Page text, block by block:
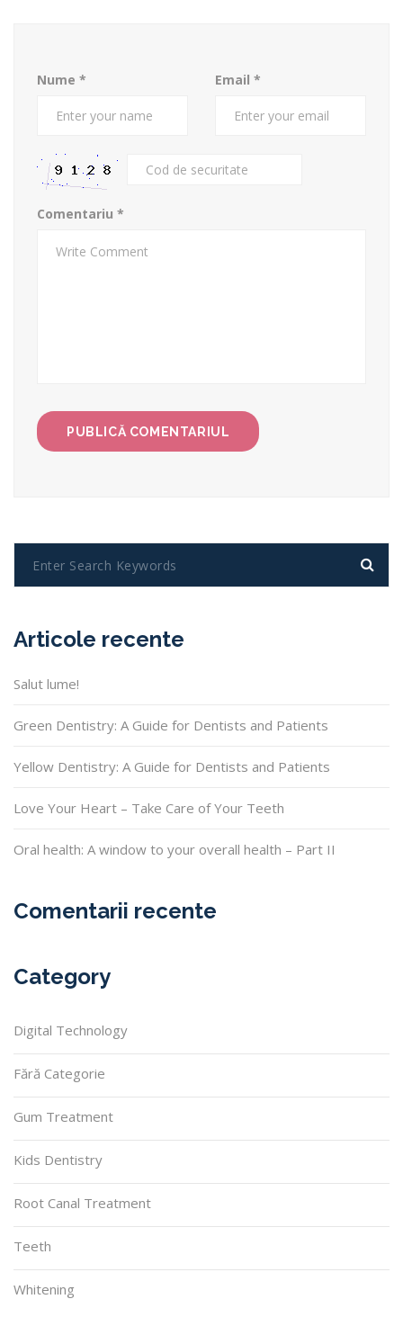
Nume * Email *
Comentariu *
Articole recente
Salut lume!
Green Dentistry: A Guide for Dentists and Patients
Yellow Dentistry: A Guide for Dentists and Patients
Love Your Heart – Take Care of Your Teeth
Oral health: A window to your overall health – Part II
Comentarii recente
Category
Digital Technology
Fără Categorie
Gum Treatment
Kids Dentistry
Root Canal Treatment
Teeth
Whitening